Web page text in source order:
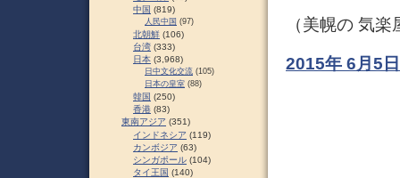
（美幌の 気楽
2015年 6月5
中国 (819)
人民中国 (97)
北朝鮮 (106)
台湾 (333)
日本 (3,968)
日中文化交流 (105)
日本の皇室 (88)
韓国 (250)
香港 (83)
東南アジア (351)
インドネシア (119)
カンボジア (63)
シンガポール (104)
タイ王国 (140)